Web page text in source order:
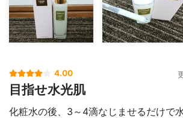
4.00
目指せ水光肌
化粧水の後、3～4滴なじませるだけで